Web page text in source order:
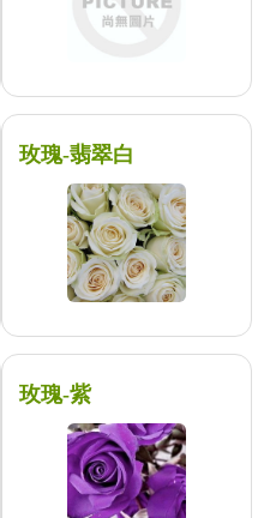
玫瑰-翡翠白
玫瑰-紫